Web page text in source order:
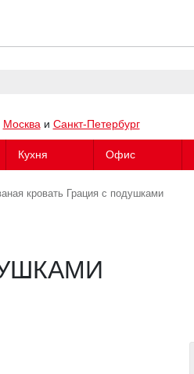
Москва и Санкт-Петербург
Кухня Офис
кровать Грация с подушками